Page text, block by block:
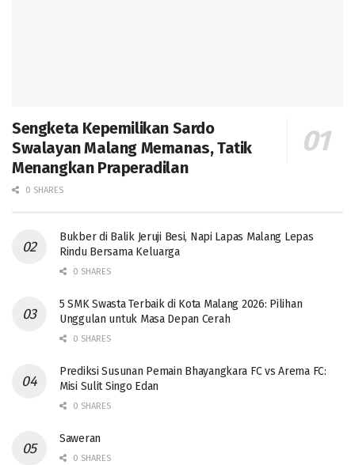
Sengketa Kepemilikan Sardo
Swalayan Malang Memanas, Tatik
Menangkan Praperadilan
0 SHARES
Bukber di Balik Jeruji Besi, Napi Lapas Malang Lepas
Rindu Bersama Keluarga
0 SHARES
5 SMK Swasta Terbaik di Kota Malang 2026: Pilihan
Unggulan untuk Masa Depan Cerah
0 SHARES
Prediksi Susunan Pemain Bhayangkara FC vs Arema FC:
Misi Sulit Singo Edan
0 SHARES
Saweran
0 SHARES